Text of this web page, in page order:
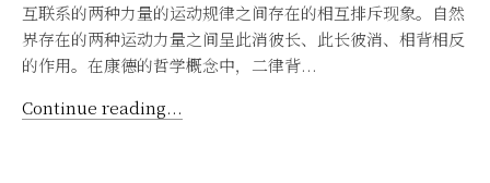
互联系的两种力量的运动规律之间存在的相互排斥现象。自然
界存在的两种运动力量之间呈此消彼长、此长彼消、相背相反
的作用。在康德的哲学概念中，二律背...
Continue reading...